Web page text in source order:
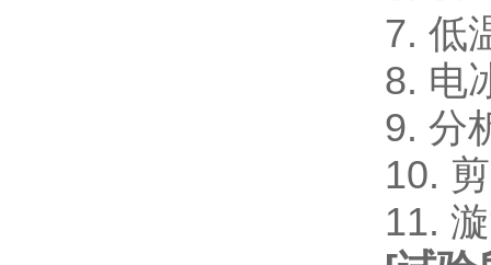
7. 低
8. 电
9. 分
10.
11.